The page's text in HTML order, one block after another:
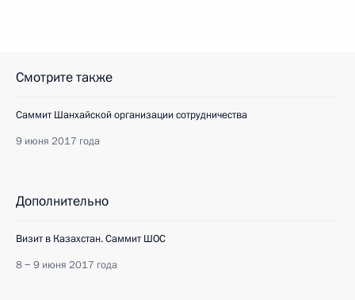
Смотрите также
Саммит Шанхайской организации сотрудничества
9 июня 2017 года
Дополнительно
Визит в Казахстан. Саммит ШОС
8 − 9 июня 2017 года